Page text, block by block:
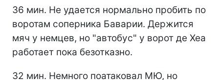
36 мин. Не удается нормально пробить по
воротам соперника Баварии. Держится
мяч у немцев, но "автобус" у ворот де Хеа
работает пока безотказно.
32 мин. Немного поатаковал МЮ, но